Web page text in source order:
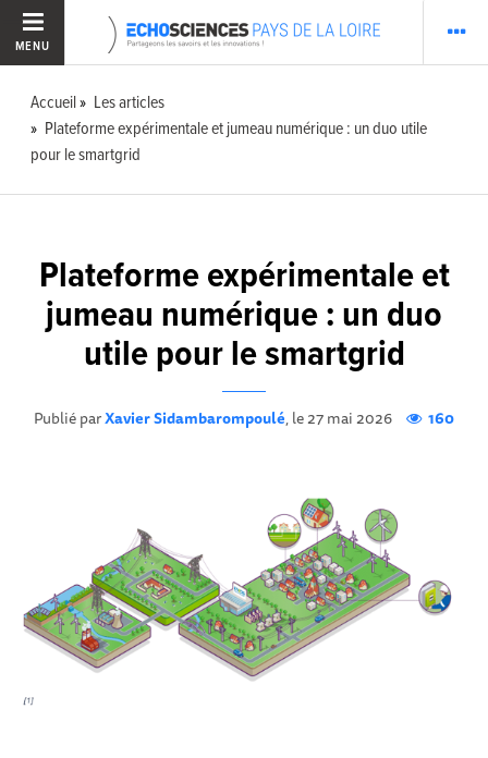
MENU
Accueil
Les articles
Plateforme expérimentale et jumeau numérique : un duo utile
pour le smartgrid
Plateforme expérimentale et
jumeau numérique : un duo
utile pour le smartgrid
Publié parXavier Sidambarompoulé, le 27 mai 2026 160